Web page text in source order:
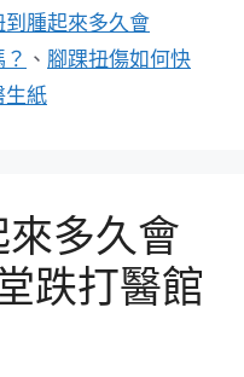
到腫起來多久會
、 腳踝扭傷如何快
生紙
多久會
跌打醫館